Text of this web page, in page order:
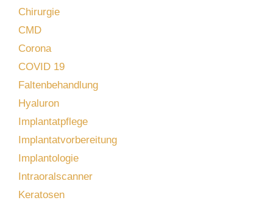
Chirurgie
CMD
Corona
COVID 19
Faltenbehandlung
Hyaluron
Implantatpflege
Implantatvorbereitung
Implantologie
Intraoralscanner
Keratosen